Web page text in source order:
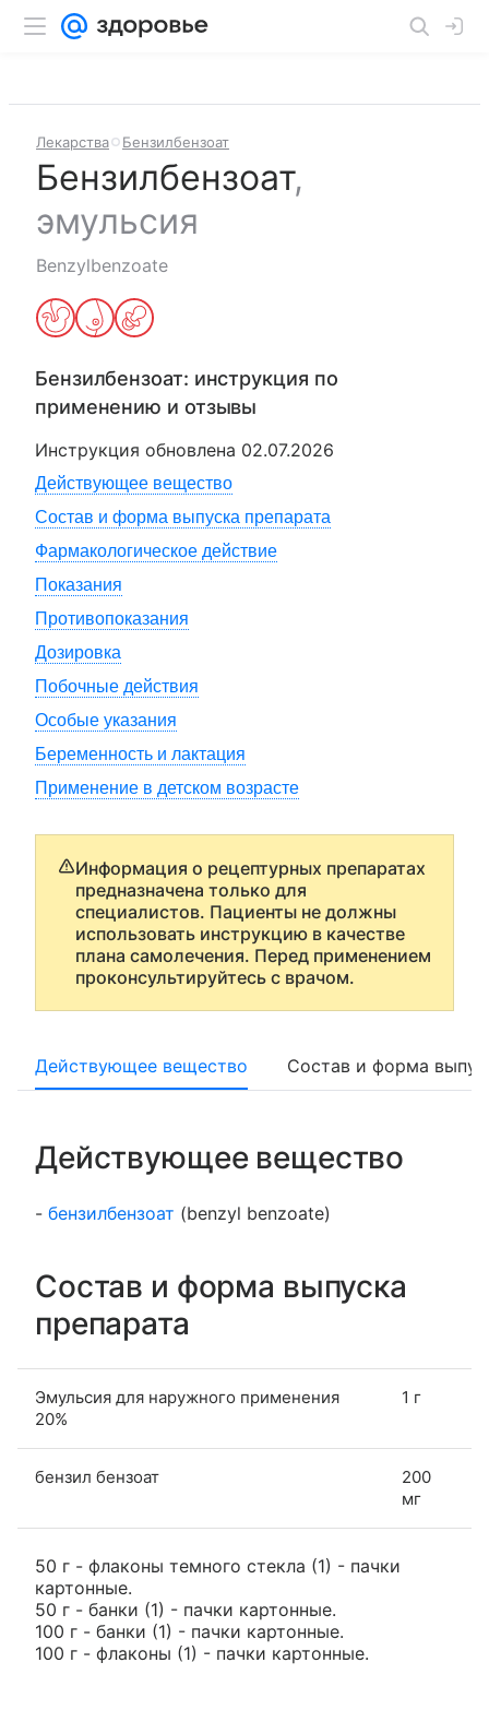
Лекарства Бензилбензоат
Бензилбензоат,
эмульсия
Benzylbenzoate
Бензилбензоат: инструкция по
применению и отзывы
Инструкция обновлена 02.07.2026
Действующее вещество
Состав и форма выпуска препарата
Фармакологическое действие
Показания
Противопоказания
Дозировка
Побочные действия
Особые указания
Беременность и лактация
Применение в детском возрасте
Информация о рецептурных препаратах
предназначена только для
специалистов. Пациенты не должны
использовать инструкцию в качестве
плана самолечения. Перед применением
проконсультируйтесь с врачом.
Действующее вещество Состав и форма
Действующее вещество
- бензилбензоат (benzyl benzoate)
Состав и форма выпуска
препарата
Эмульсия для наружного применения
20%
1 г
бензил бензоат
200
мг
50 г - флаконы темного стекла (1) - пачки
картонные.
50 г - банки (1) - пачки картонные.
100 г - банки (1) - пачки картонные.
100 г - флаконы (1) - пачки картонные.